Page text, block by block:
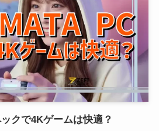
クで4Kゲームは快適？